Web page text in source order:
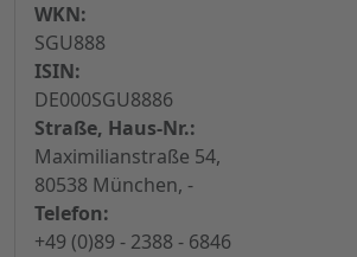
WKN:
SGU888
ISIN:
DE000SGU8886
Straße, Haus-Nr.:
Maximilianstraße 54,
80538 München, -
Telefon:
+49 (0)89 - 2388 - 6846